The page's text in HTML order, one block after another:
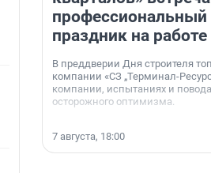
профессиональный
праздник на работе
В преддверии Дня строителя
компании «СЗ „Терминал-
компании, испытаниях и
осторожного оптимизма.
7 августа, 18:00